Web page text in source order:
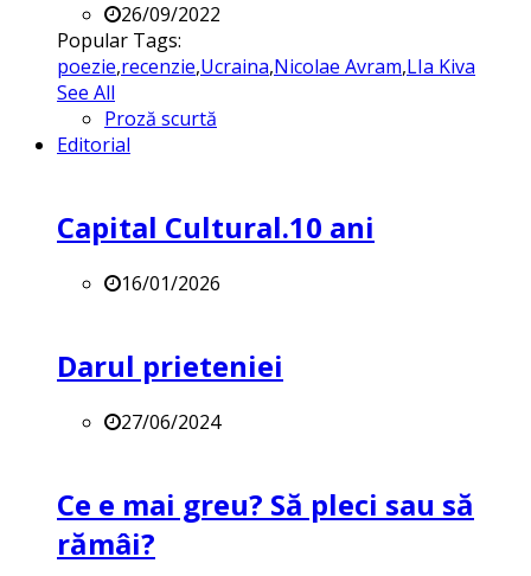
26/09/2022
Popular Tags:
poezie,recenzie,Ucraina,Nicolae Avram,LIa Kiva
See All
Proză scurtă
Editorial
Capital Cultural.10 ani
16/01/2026
Darul prieteniei
27/06/2024
Ce e mai greu? Să pleci sau să
rămâi?